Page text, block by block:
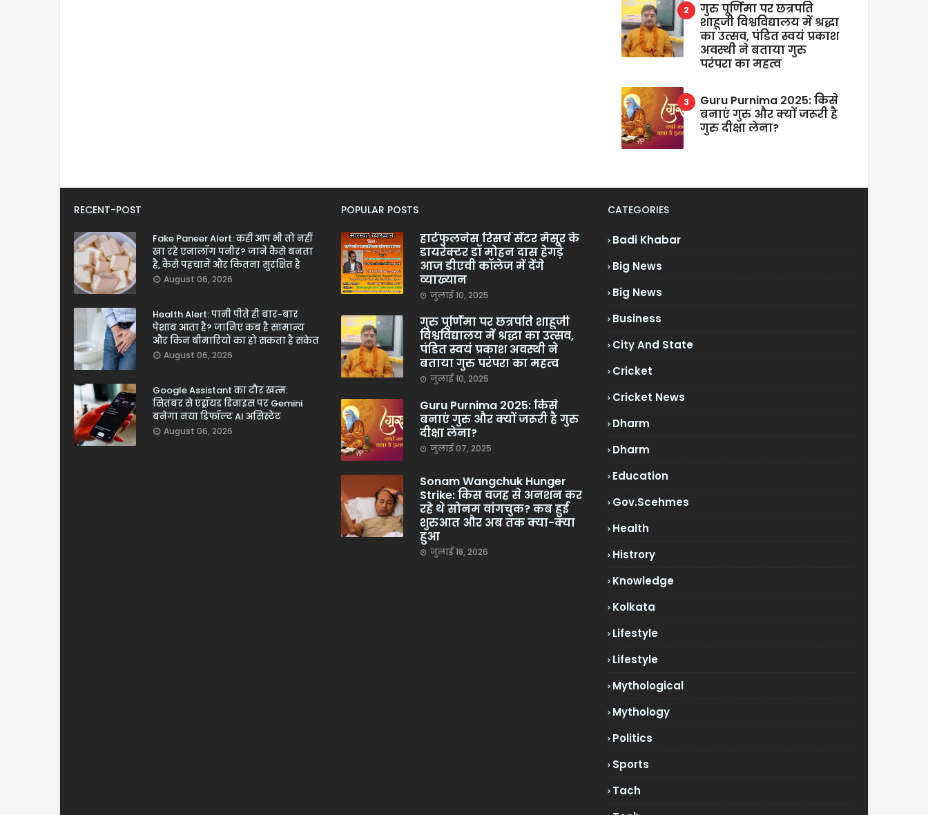
गुरु पूर्णिमा पर छत्रपति
शाहूजी विश्वविद्यालय में श्रद्धा
का उत्सव, पंडित स्वयं प्रकाश
अवस्थी ने बताया गुरु
परंपरा का महत्व
Guru Purnima 2025: किसे
बनाएं गुरु और क्यों जरूरी है
गुरु दीक्षा लेना?
RECENT-POST
Fake Paneer Alert: कहीं आप भी तो नहीं
खा रहे एनालॉग पनीर? जानें कैसे बनता
है, कैसे पहचानें और कितना सुरक्षित है
August 06, 2026
Health Alert: पानी पीते ही बार-बार
पेशाब आता है? जानिए कब है सामान्य
और किन बीमारियों का हो सकता है संकेत
August 06, 2026
Google Assistant का दौर खत्म:
सितंबर से एंड्रॉयड डिवाइस पर Gemini
बनेगा नया डिफॉल्ट AI असिस्टेंट
August 06, 2026
POPULAR POSTS
हार्टफुलनेस रिसर्च सेंटर मैसूर के
डायरेक्टर डॉ मोहन दास हेगड़े
आज डीएवी कॉलेज में देंगे
व्याख्यान
जुलाई 10, 2025
गुरु पूर्णिमा पर छत्रपति शाहूजी
विश्वविद्यालय में श्रद्धा का उत्सव,
पंडित स्वयं प्रकाश अवस्थी ने
बताया गुरु परंपरा का महत्व
जुलाई 10, 2025
Guru Purnima 2025: किसे
बनाएं गुरु और क्यों जरूरी है गुरु
दीक्षा लेना?
जुलाई 07, 2025
Sonam Wangchuk Hunger
Strike: किस वजह से अनशन कर
रहे थे सोनम वांगचुक? कब हुई
शुरुआत और अब तक क्या-क्या
हुआ
जुलाई 18, 2026
CATEGORIES
Badi Khabar
Big News
Big News
Business
City And State
Cricket
Cricket News
Dharm
Dharm
Education
Gov.scehmes
Health
Histrory
Knowledge
Kolkata
Lifestyle
Lifestyle
Mythological
Mythology
Politics
Sports
Tach